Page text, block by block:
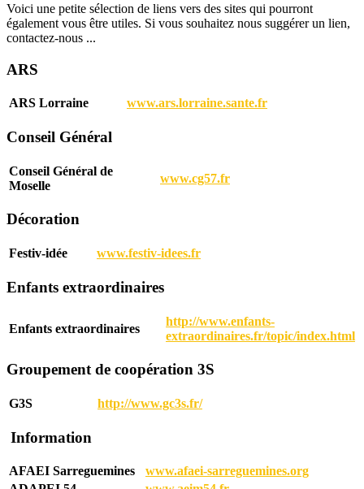
Voici une petite sélection de liens vers des sites qui pourront
également vous être utiles. Si vous souhaitez nous suggérer un lien,
contactez-nous ...
ARS
ARS Lorraine www.ars.lorraine.sante.fr
Conseil Général
Conseil Général de
Moselle
www.cg57.fr
Décoration
Festiv-idée www.festiv-idees.fr
Enfants extraordinaires
Enfants extraordinaires
http://www.enfants-
extraordinaires.fr/topic/index.html
Groupement de coopération 3S
G3S http://www.gc3s.fr/
Information
AFAEI Sarreguemines
www.afaei-sarreguemines.org